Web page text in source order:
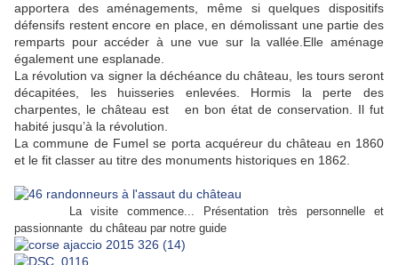
apportera des aménagements, même si quelques dispositifs
défensifs restent encore en place, en démolissant une partie des
remparts pour accéder à une vue sur la vallée.Elle aménage
également une esplanade.
La révolution va signer la déchéance du château, les tours seront
décapitées, les huisseries enlevées. Hormis la perte des
charpentes, le château est en bon état de conservation. Il fut
habité jusqu’à la révolution.
La commune de Fumel se porta acquéreur du château en 1860
et le fit classer au titre des monuments historiques en 1862.
La visite commence... Présentation très personnelle et
passionnante du château par notre guide